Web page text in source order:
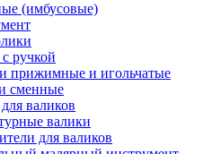
(имбусовые)
ручкой
прижимные и игольчатые
сменные
валиков
валики
для валиков